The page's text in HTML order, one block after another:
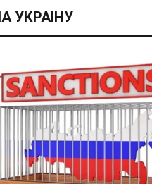
УКРАІНУ